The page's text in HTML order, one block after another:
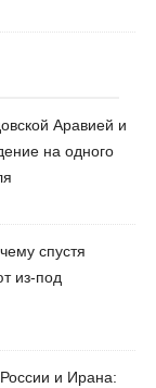
Аравией и
на одного
спустя
из-под
и Ирана: